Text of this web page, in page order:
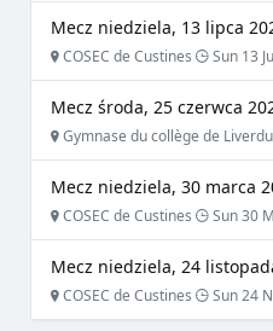
Mecz niedziela, 13 lipca
COSEC de Custines Sun 13
Mecz środa, 25 czerwca
Gymnase du collège de
Mecz niedziela, 30 marca
COSEC de Custines Sun 30
Mecz niedziela, 24
COSEC de Custines Sun 24